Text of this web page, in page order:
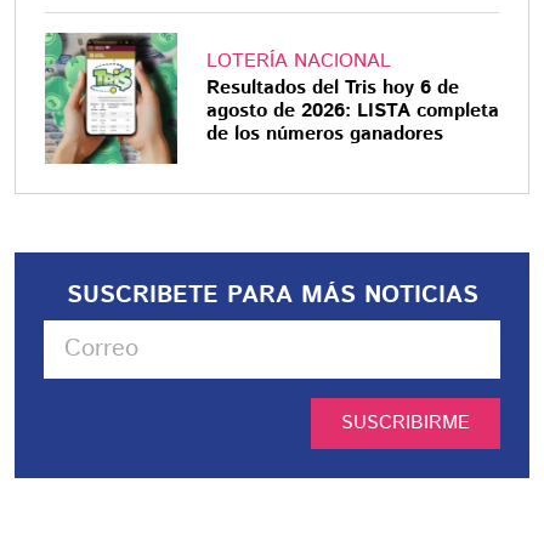
LOTERÍA NACIONAL
Resultados del Tris hoy 6 de
agosto de 2026: LISTA completa
de los números ganadores
SUSCRIBETE PARA MÁS NOTICIAS
SUSCRIBIRME